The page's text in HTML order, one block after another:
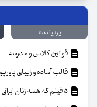
پربیننده
قوانین کلاس و مدرسه
قالب آماده و زیبای